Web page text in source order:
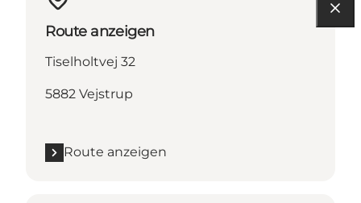
Route anzeigen
Tiselholtvej 32
5882 Vejstrup
Route anzeigen